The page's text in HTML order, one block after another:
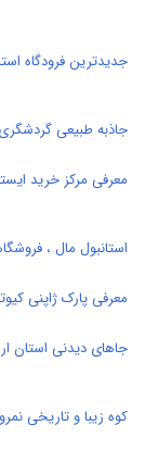
جدیدترین فرودگاه
جاذبه طبیعی
معرفی مرکز خرید
استانبول مال ،
معرفی پارک ژاپنی
جاهای دیدنی استان
کوه زیبا و تاریخی